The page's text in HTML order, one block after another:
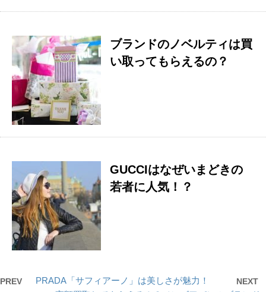
ブランドのノベルティは買
い取ってもらえるの？
GUCCIはなぜいまどきの
若者に人気！？
PREV PRADA「サフィアーノ」は美しさが魅力！ NEXT